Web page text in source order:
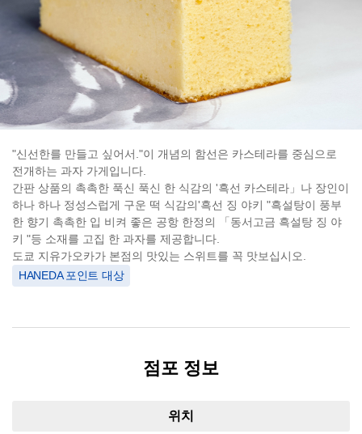
"신선한를 만들고 싶어서."이 개념의 함선은 카스테라를 중심으로
전개하는 과자 가게입니다.
간판 상품의 촉촉한 푹신 푹신 한 식감의 '흑선 카스테라」나 장인이
하나 하나 정성스럽게 구운 떡 식감의'흑선 징 야키 "흑설탕이 풍부
한 향기 촉촉한 입 비켜 좋은 공항 한정의 「동서고금 흑설탕 징 야
키 "등 소재를 고집 한 과자를 제공합니다.
도쿄 지유가오카가 본점의 맛있는 스위트를 꼭 맛보십시오.
HANEDA 포인트 대상
점포 정보
위치